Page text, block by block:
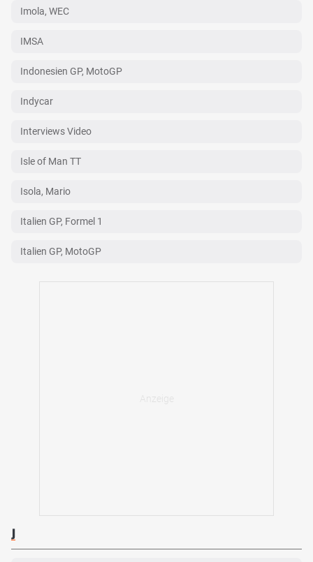
Imola, WEC
IMSA
Indonesien GP, MotoGP
Indycar
Interviews Video
Isle of Man TT
Isola, Mario
Italien GP, Formel 1
Italien GP, MotoGP
J